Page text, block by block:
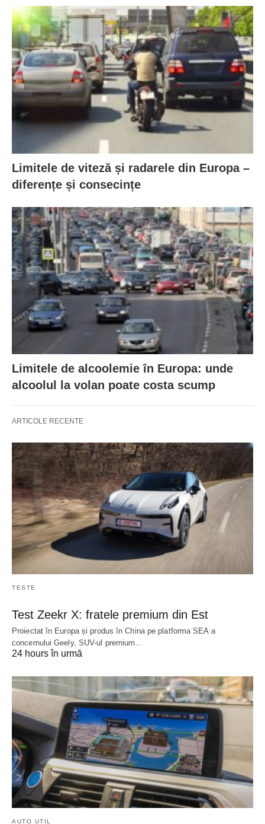
Limitele de viteză și radarele din Europa –
diferențe și consecințe
Limitele de alcoolemie în Europa: unde
alcoolul la volan poate costa scump
ARTICOLE RECENTE
TESTE
Test Zeekr X: fratele premium din Est
Proiectat în Europa și produs în China pe platforma SEA a
concernului Geely, SUV-ul premium…
24 hours în urmă
AUTO UTIL